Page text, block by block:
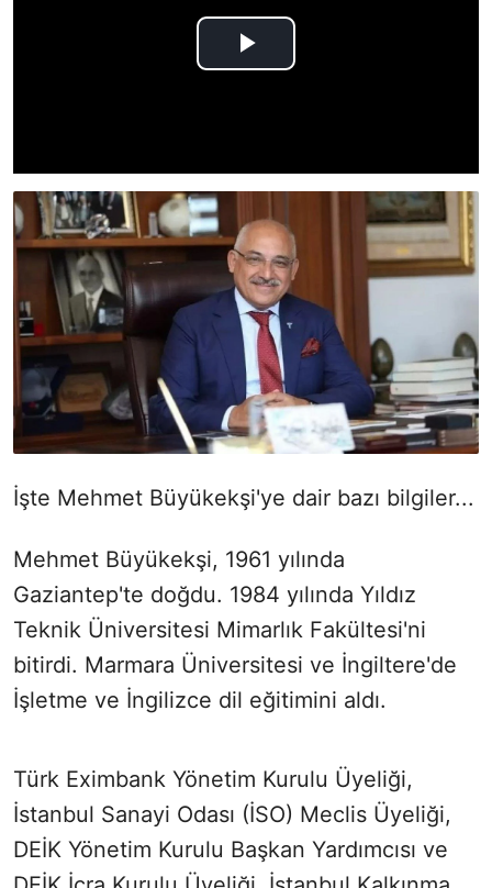
İşte Mehmet Büyükekşi'ye dair bazı bilgiler...
Mehmet Büyükekşi, 1961 yılında
Gaziantep'te doğdu. 1984 yılında Yıldız
Teknik Üniversitesi Mimarlık Fakültesi'ni
bitirdi. Marmara Üniversitesi ve İngiltere'de
İşletme ve İngilizce dil eğitimini aldı.
Türk Eximbank Yönetim Kurulu Üyeliği,
İstanbul Sanayi Odası (İSO) Meclis Üyeliği,
DEİK Yönetim Kurulu Başkan Yardımcısı ve